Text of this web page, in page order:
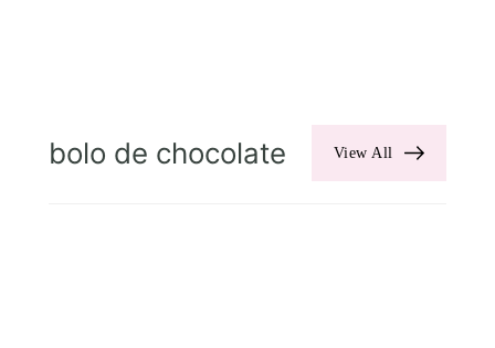
bolo de chocolate View All